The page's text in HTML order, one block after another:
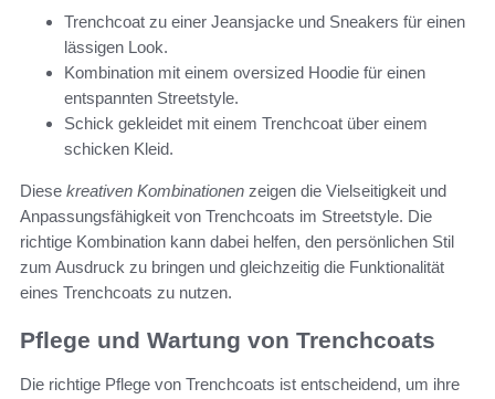
Trenchcoat zu einer Jeansjacke und Sneakers für einen
lässigen Look.
Kombination mit einem oversized Hoodie für einen
entspannten Streetstyle.
Schick gekleidet mit einem Trenchcoat über einem
schicken Kleid.
Diese kreativen Kombinationen zeigen die Vielseitigkeit und
Anpassungsfähigkeit von Trenchcoats im Streetstyle. Die
richtige Kombination kann dabei helfen, den persönlichen Stil
zum Ausdruck zu bringen und gleichzeitig die Funktionalität
eines Trenchcoats zu nutzen.
Pflege und Wartung von Trenchcoats
Die richtige Pflege von Trenchcoats ist entscheidend, um ihre